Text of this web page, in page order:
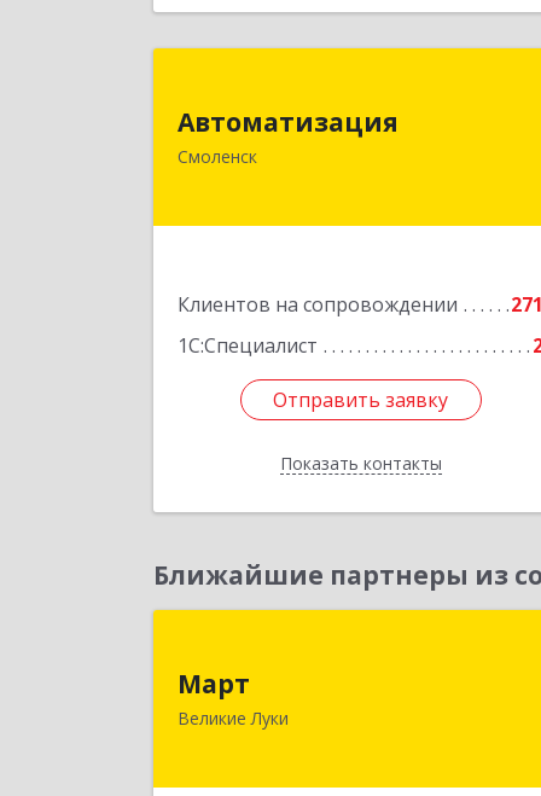
Автоматизация
Смоленск
Клиентов на сопровождении
271
1С:Специалист
Отправить заявку
Показать контакты
214019, Смоленская обл, Смоленск г,
Марии Октябрьской ул, дом № 16,
Отправить заявку
Назад
Ближайшие партнеры из
Март
Великие Луки
182113, Псковская обл, Великие Луки
г, Ботвина ул, дом № 17 А, пом.1003